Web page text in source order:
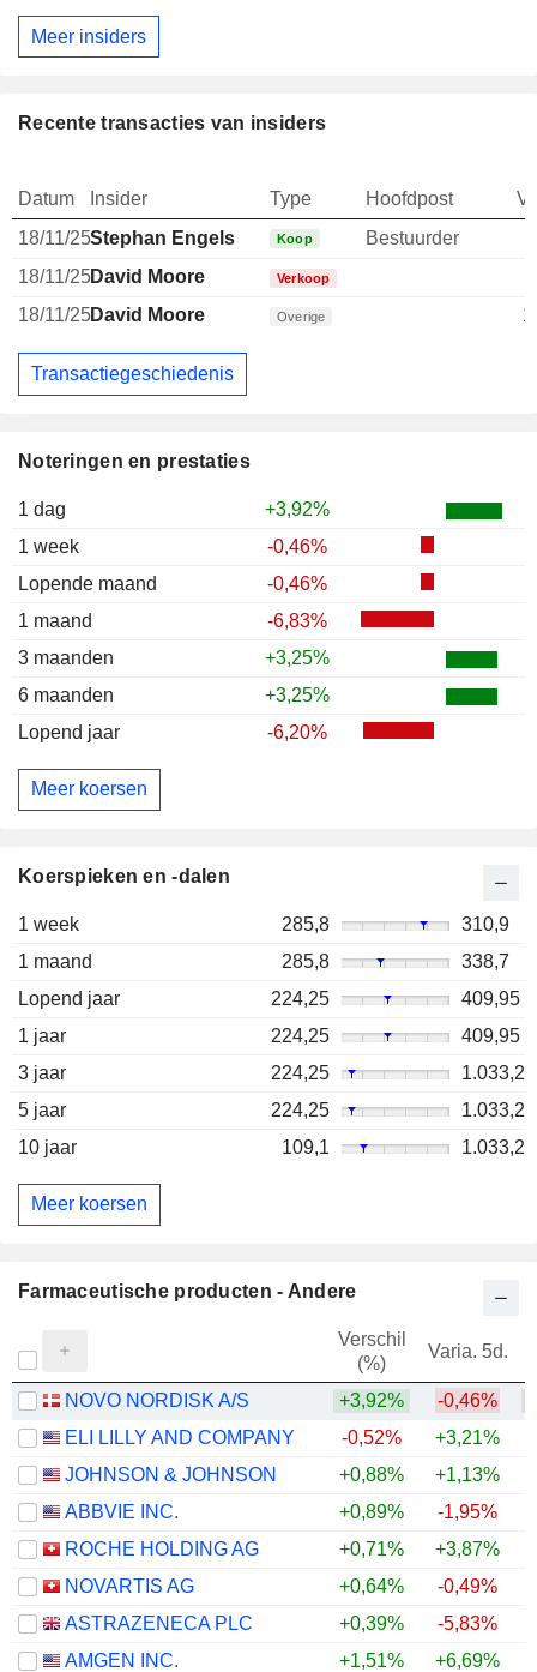
Noteringen en prestaties
1 dag
+3,92%
1 week
-0,46%
Lopende maand
-0,46%
1 maand
-6,83%
3 maanden
+3,25%
6 maanden
+3,25%
Lopend jaar
-6,20%
Meer koersen
Koerspieken en -dalen
1 week 285,8
310,9
1 maand
285,8
338,7
Lopend jaar
224,25
409,95
1 jaar
224,25
409,95
3 jaar
224,25
1.033,2
5 jaar
224,25
1.033,2
10 jaar
109,1 1.033,2
Meer koersen
Meer insiders
Recente transacties van insiders
Datum Insider Type Hoofdpost
18/11/25Stephan Engels Koop Bestuurder
18/11/25David Moore Verkoop
18/11/25David Moore Overige
Transactiegeschiedenis
Farmaceutische producten - Andere
Verschil
(%)
Varia. 5d.
NOVO NORDISK A/S +3,92% -0,46%
ELI LILLY AND COMPANY
-0,52% +3,21%
JOHNSON & JOHNSON
+0,88% +1,13%
ABBVIE INC.
+0,89% -1,95%
ROCHE HOLDING AG
+0,71% +3,87%
NOVARTIS AG
+0,64% -0,49%
ASTRAZENECA PLC
+0,39% -5,83%
AMGEN INC.
+1,51% +6,69%